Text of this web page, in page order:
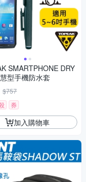
SMARTPHONE DRY
型手機防水套
$757
券
加入購物車